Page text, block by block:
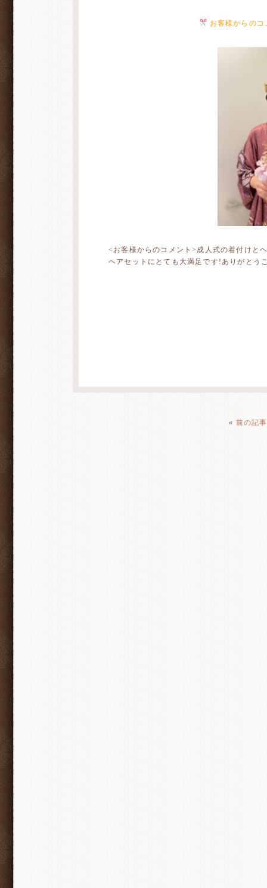
お客様からの
<お客様からのコメント>成人式の着付けと
ヘアセットにとても大満足です!ありがとう
« 前の記